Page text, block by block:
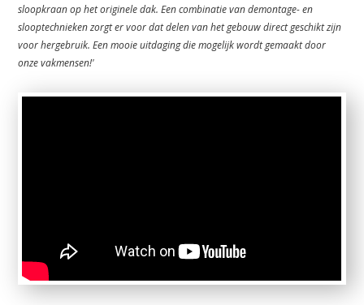
sloopkraan op het originele dak. Een combinatie van demontage- en
slooptechnieken zorgt er voor dat delen van het gebouw direct geschikt zijn
voor hergebruik. Een mooie uitdaging die mogelijk wordt gemaakt door
onze vakmensen!'